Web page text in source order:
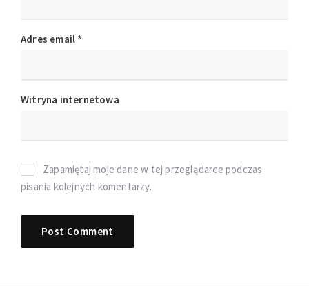
Adres email *
Witryna internetowa
Zapamiętaj moje dane w tej przeglądarce podczas
pisania kolejnych komentarzy.